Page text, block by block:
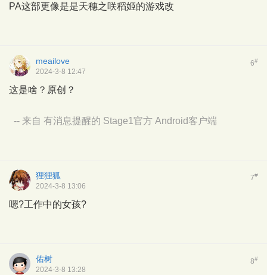
PA这部更像是是天穗之咲稻姬的游戏改
6#
meailove
2024-3-8 12:47
这是啥？原创？
-- 来自 有消息提醒的 Stage1官方 Android客户端
7#
狸狸狐
2024-3-8 13:06
嗯?工作中的女孩?
8#
佑树
2024-3-8 13:28